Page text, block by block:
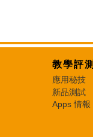
教學評測
應用秘技
新品測試
Apps 情報